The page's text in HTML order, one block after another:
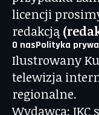
licencji
redakcją
O nasPolityka
Ilustrowany
telewizja
regionalne.
Wydawca: IKC